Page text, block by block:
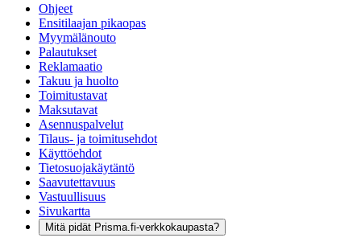
Ohjeet
Ensitilaajan pikaopas
Myymälänouto
Palautukset
Reklamaatio
Takuu ja huolto
Toimitustavat
Maksutavat
Asennuspalvelut
Tilaus- ja toimitusehdot
Käyttöehdot
Tietosuojakäytäntö
Saavutettavuus
Vastuullisuus
Sivukartta
Mitä pidät Prisma.fi-verkkokaupasta?